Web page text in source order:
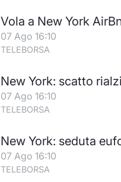
Vola a New York
07 Ago 16:10
TELEBORSA
New York: scatto
07 Ago 16:10
TELEBORSA
New York: seduta
07 Ago 16:10
TELEBORSA